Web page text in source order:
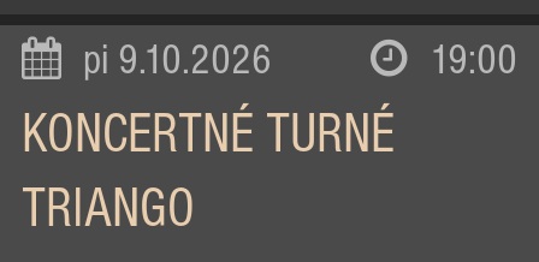
pi 9.10.2026 19:00
KONCERTNÉ TURNÉ
TRIANGO